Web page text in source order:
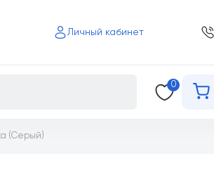
Личный кабинет
0
(Серый)